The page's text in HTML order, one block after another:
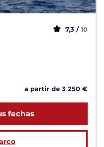
7,3 / 10
a partir de 3 250 €
fechas